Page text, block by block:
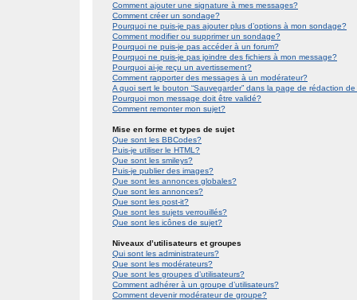
Comment ajouter une signature à mes messages?
Comment créer un sondage?
Pourquoi ne puis-je pas ajouter plus d’options à mon sondage?
Comment modifier ou supprimer un sondage?
Pourquoi ne puis-je pas accéder à un forum?
Pourquoi ne puis-je pas joindre des fichiers à mon message?
Pourquoi ai-je reçu un avertissement?
Comment rapporter des messages à un modérateur?
A quoi sert le bouton “Sauvegarder” dans la page de rédaction
Pourquoi mon message doit être validé?
Comment remonter mon sujet?
Mise en forme et types de sujet
Que sont les BBCodes?
Puis-je utiliser le HTML?
Que sont les smileys?
Puis-je publier des images?
Que sont les annonces globales?
Que sont les annonces?
Que sont les post-it?
Que sont les sujets verrouillés?
Que sont les icônes de sujet?
Niveaux d’utilisateurs et groupes
Qui sont les administrateurs?
Que sont les modérateurs?
Que sont les groupes d’utilisateurs?
Comment adhérer à un groupe d’utilisateurs?
Comment devenir modérateur de groupe?